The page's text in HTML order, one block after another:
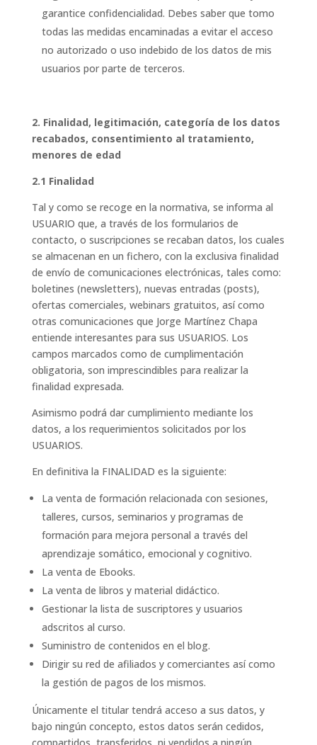
garantice confidencialidad. Debes saber que tomo
todas las medidas encaminadas a evitar el acceso
no autorizado o uso indebido de los datos de mis
usuarios por parte de terceros.
2. Finalidad, legitimación, categoría de los datos
recabados, consentimiento al tratamiento,
menores de edad
2.1 Finalidad
Tal y como se recoge en la normativa, se informa al
USUARIO que, a través de los formularios de
contacto, o suscripciones se recaban datos, los cuales
se almacenan en un fichero, con la exclusiva finalidad
de envío de comunicaciones electrónicas, tales como:
boletines (newsletters), nuevas entradas (posts),
ofertas comerciales, webinars gratuitos, así como
otras comunicaciones que Jorge Martínez Chapa
entiende interesantes para sus USUARIOS. Los
campos marcados como de cumplimentación
obligatoria, son imprescindibles para realizar la
finalidad expresada.
Asimismo podrá dar cumplimiento mediante los
datos, a los requerimientos solicitados por los
USUARIOS.
En definitiva la FINALIDAD es la siguiente:
La venta de formación relacionada con sesiones,
talleres, cursos, seminarios y programas de
formación para mejora personal a través del
aprendizaje somático, emocional y cognitivo.
La venta de Ebooks.
La venta de libros y material didáctico.
Gestionar la lista de suscriptores y usuarios
adscritos al curso.
Suministro de contenidos en el blog.
Dirigir su red de afiliados y comerciantes así como
la gestión de pagos de los mismos.
Únicamente el titular tendrá acceso a sus datos, y
bajo ningún concepto, estos datos serán cedidos,